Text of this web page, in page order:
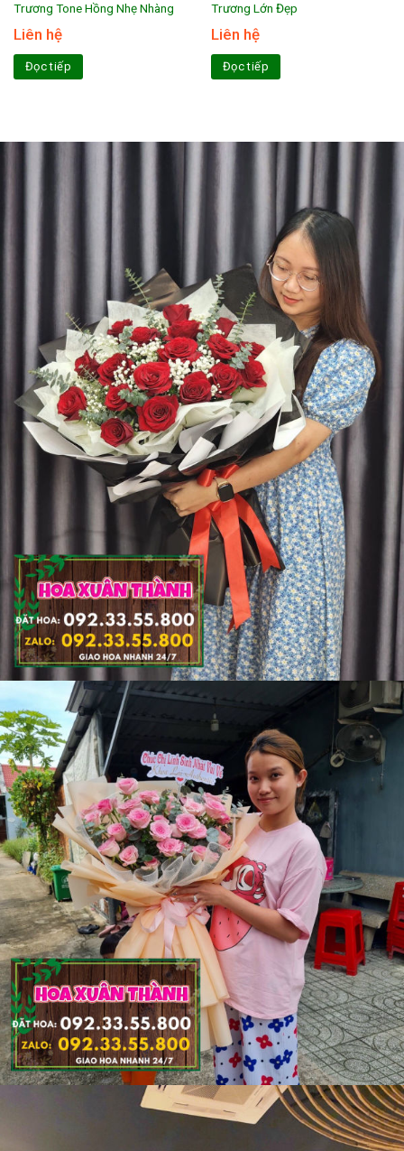
Trương Tone Hồng Nhẹ Nhàng
Liên hệ
Đọc tiếp
Trương Lớn Đẹp
Liên hệ
Đọc tiếp